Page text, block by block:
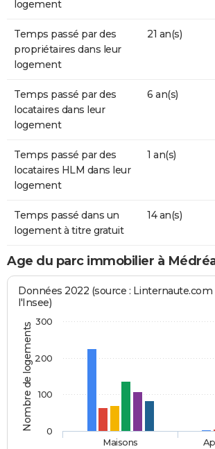
logement
Temps passé par des
propriétaires dans leur
logement
21 an(s)
Temps passé par des
locataires dans leur
logement
6 an(s)
Temps passé par des
locataires HLM dans leur
logement
1 an(s)
Temps passé dans un
logement à titre gratuit
14 an(s)
Age du parc immobilier à
Nombre de logements
Données 2022 (source : Linternaute.com
l'Insee)
Maisons
0
100
200
300